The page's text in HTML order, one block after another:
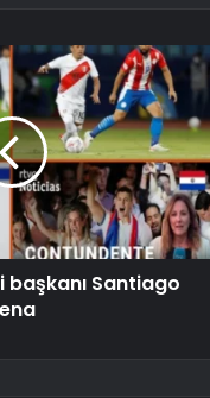
başkanı Santiago